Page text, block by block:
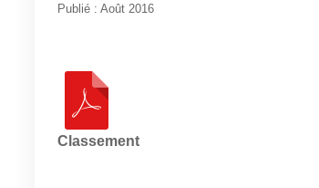
Publié : Août 2016
Classement